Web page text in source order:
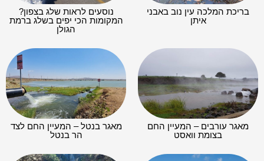
בריכת המלכה עין נוב באבני
איתן
נוסעים לראות שלג בצפון?
המקומות הכי יפים בשלג ברמת
הגולן
מאגר עורבים – המעיין החם
בצומת וואסט
מאגר בנטל – המעיין החם לצד
הר בנטל